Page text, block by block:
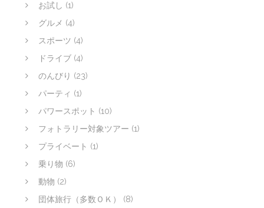
お試し (1)
グルメ (4)
スポーツ (4)
ドライブ (4)
のんびり (23)
パーティ (1)
パワースポット (10)
フォトラリー対象ツアー (1)
プライベート (1)
乗り物 (6)
動物 (2)
団体旅行（多数ＯＫ）
(8)